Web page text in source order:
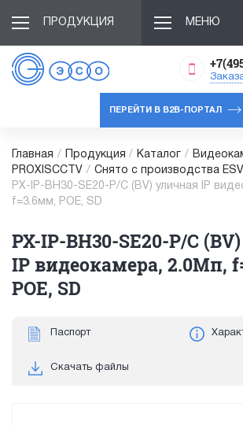
ПРОДУКЦИЯ МЕНЮ
ПЕРЕЙТИ В B2B-ПОРТАЛ
Главная / Продукция / Каталог /
PROXISCCTV / Снято с производства
PX-IP-BH30-SE20-P/C (BV) уличная IP
f=3.6мм, POE, SD
PX-IP-BH30-SE20-P/C
IP видеокамера, 2.0Мп,
POE, SD
Паспорт
Скачать файлы